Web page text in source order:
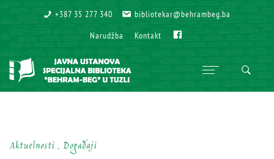
+387 35 277 340
+387 35 277 340 bibliotekar@behrambeg.ba
bibliotekar@behrambeg.ba
Narudžba
Narudžba Kontakt
Kontakt
Aktuelnosti , Događaji